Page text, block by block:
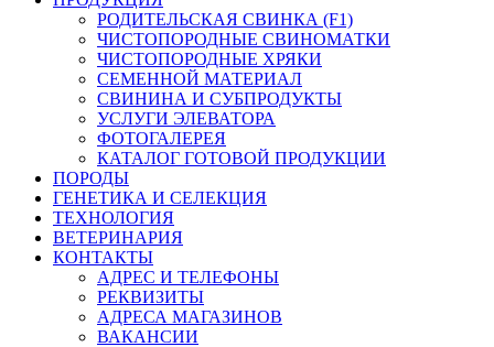
РОДИТЕЛЬСКАЯ СВИНКА (F1)
ЧИСТОПОРОДНЫЕ СВИНОМАТКИ
ЧИСТОПОРОДНЫЕ ХРЯКИ
СЕМЕННОЙ МАТЕРИАЛ
СВИНИНА И СУБПРОДУКТЫ
УСЛУГИ ЭЛЕВАТОРА
ФОТОГАЛЕРЕЯ
КАТАЛОГ ГОТОВОЙ ПРОДУКЦИИ
ПОРОДЫ
ГЕНЕТИКА И СЕЛЕКЦИЯ
ТЕХНОЛОГИЯ
ВЕТЕРИНАРИЯ
КОНТАКТЫ
АДРЕС И ТЕЛЕФОНЫ
РЕКВИЗИТЫ
АДРЕСА МАГАЗИНОВ
ВАКАНСИИ